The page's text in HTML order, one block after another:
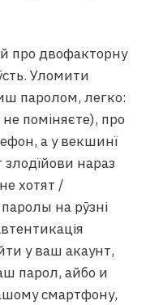
про двофакторну
Уломити
паролом, легко:
поміняєте), про
а у векшинї
нараз
хотят /
на рӯзні
у ваш акаунт,
парол, айбо и
смартфону,